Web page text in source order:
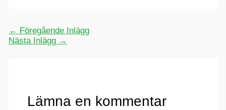
← Föregående Inlägg
Nästa Inlägg →
Lämna en kommentar